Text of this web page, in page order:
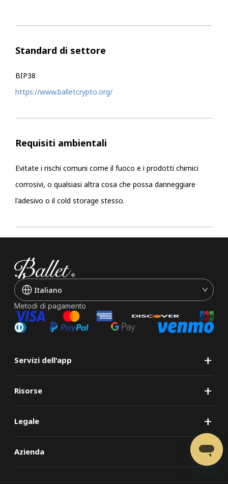
Standard di settore
BIP38
https://www.balletcrypto.org/
Requisiti ambientali
Evitate i rischi comuni come il fuoco e i prodotti chimici
corrosivi, o qualsiasi altra cosa che possa danneggiare
l'adesivo o il cold storage stesso.
Italiano
Metodi di pagamento
+
Servizi dell'app
+
Risorse
+
Legale
+
Azienda